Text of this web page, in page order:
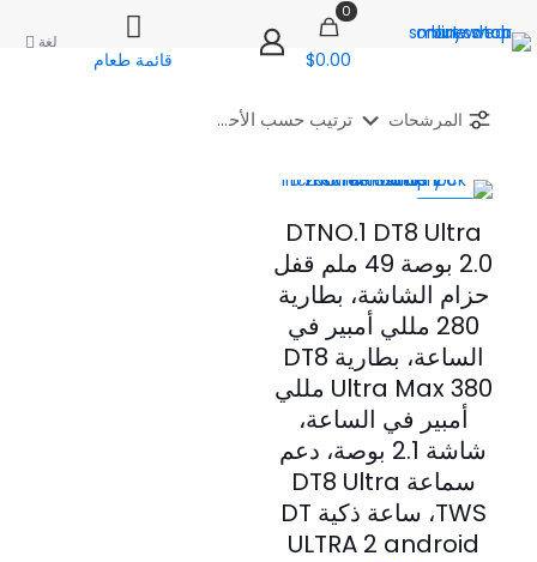
0
$0.00 قائمة طعام
لغة
المرشحات
DTNO.1 DT8 Ultra
2.0 بوصة 49 ملم قفل
حزام الشاشة، بطارية
280 مللي أمبير في
الساعة، بطارية DT8
Ultra Max 380 مللي
أمبير في الساعة،
شاشة 2.1 بوصة، دعم
سماعة DT8 Ultra
TWS، ساعة ذكية DT
ULTRA 2 android